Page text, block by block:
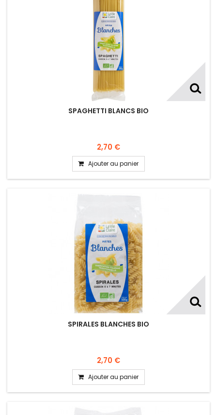
SPAGHETTI BLANCS BIO
2,70 €
Ajouter au panier
SPIRALES BLANCHES BIO
2,70 €
Ajouter au panier